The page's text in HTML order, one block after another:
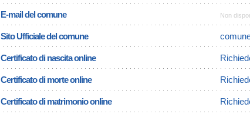
E-mail del comune Non
Sito Ufficiale del comune
Certificato di nascita online
Certificato di morte online
Certificato di matrimonio online